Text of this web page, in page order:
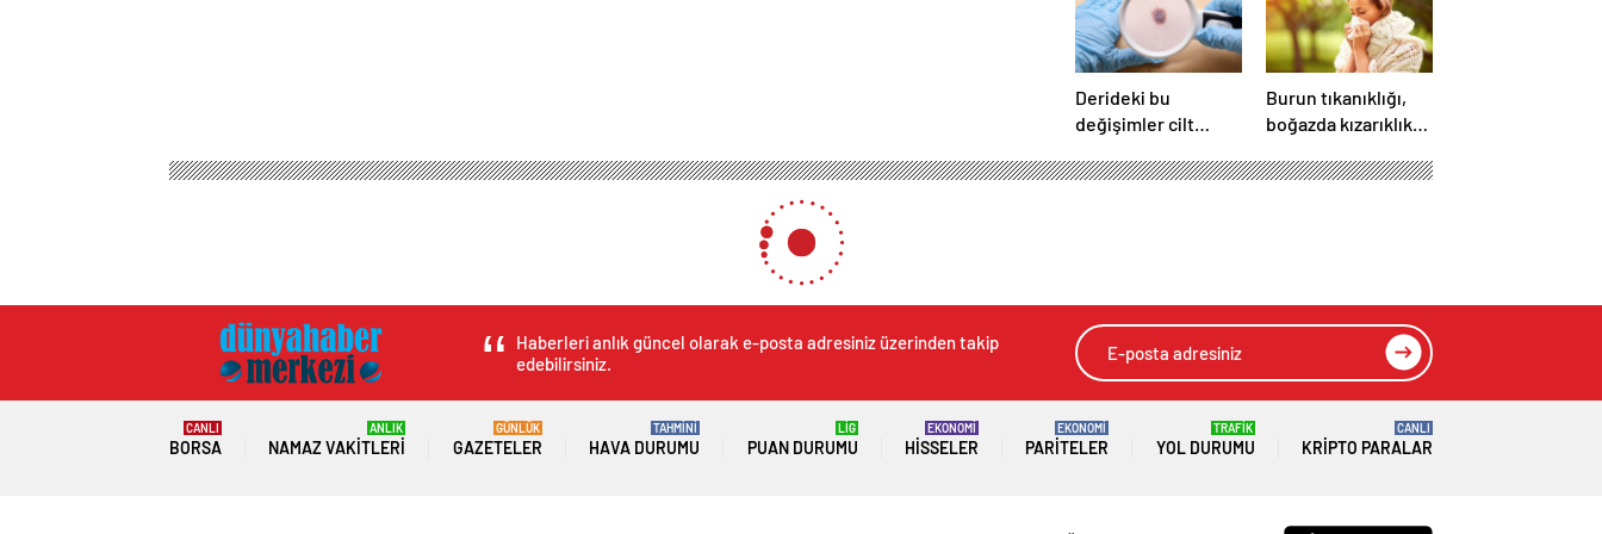
Derideki bu
değişimler cilt
olabilir! Cilt
Burun tıkanıklığı,
boğazda kızarıklık
göz ardı
olur?
Çorum’da Bez Bebeğin İçinde Metamfetamin Ele Geçirildi
Çorum’da Bez Bebeğin İçinde Metamfetamin Ele Geçirildi